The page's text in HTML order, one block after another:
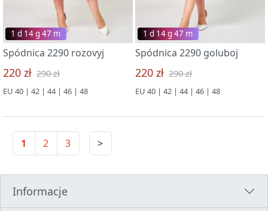
1 d 14 g 47 m
Spódnica 2290 rozovyj
220 zł 290 zł
EU 40 | 42 | 44 | 46 | 48
1 d 14 g 47 m
Spódnica 2290 goluboj
220 zł 290 zł
EU 40 | 42 | 44 | 46 | 48
1 2 3 >
Informacje